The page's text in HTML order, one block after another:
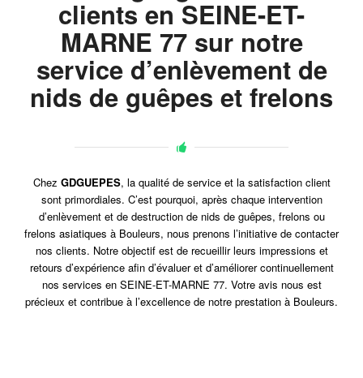
clients en SEINE-ET-
MARNE 77 sur notre
service d’enlèvement de
nids de guêpes et frelons
Chez GDGUEPES, la qualité de service et la satisfaction client
sont primordiales. C’est pourquoi, après chaque intervention
d’enlèvement et de destruction de nids de guêpes, frelons ou
frelons asiatiques à Bouleurs, nous prenons l’initiative de contacter
nos clients. Notre objectif est de recueillir leurs impressions et
retours d’expérience afin d’évaluer et d’améliorer continuellement
nos services en SEINE-ET-MARNE 77. Votre avis nous est
précieux et contribue à l’excellence de notre prestation à Bouleurs.